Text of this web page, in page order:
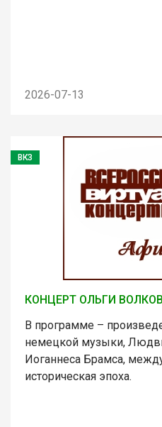
2026-07-13
ВКЗ
КОНЦЕРТ ОЛЬГИ
В программе –
немецкой музыки,
Иоганнеса Брамса,
историческая эпоха.